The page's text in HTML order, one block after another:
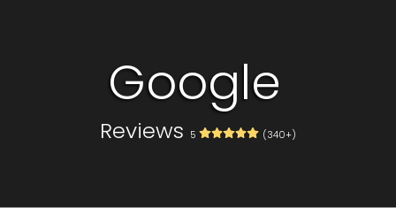
Google
Reviews 5 (340+)